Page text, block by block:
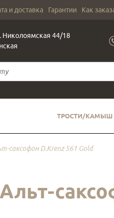
и доставка Гарантии Как
Николоямская 44/18
ТРОСТИ/КАМЫШ
саксофон D.Krenz 561 Gold
Альт-